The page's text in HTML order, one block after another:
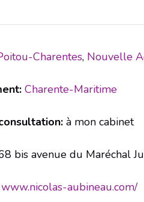
Charentes, Nouvelle
Charente-Maritime
à mon cabinet
bis avenue du Maréchal
www.nicolas-aubineau.com/